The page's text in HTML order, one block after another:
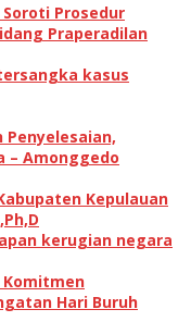
Prosedur
Praperadilan
kasus
Penyelesaian,
– Amonggedo
Kepulauan
kerugian negara
Komitmen
Hari Buruh